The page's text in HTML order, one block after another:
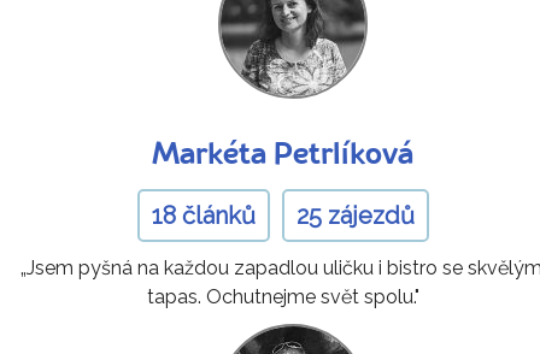
Markéta Petrlíková
18 článků 25 zájezdů
„Jsem pyšná na každou zapadlou uličku i bistro se
tapas. Ochutnejme svět spolu."